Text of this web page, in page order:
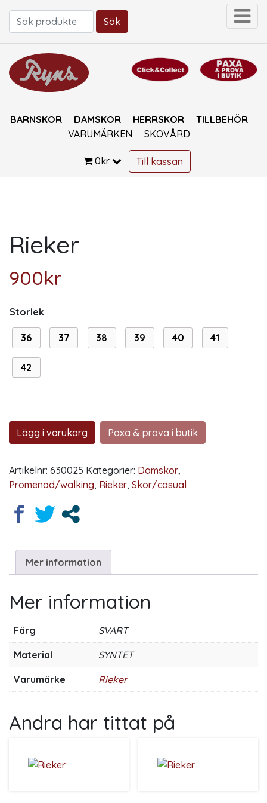
Sök efter:
Sök
BARNSKOR DAMSKOR HERRSKOR
TILLBEHÖR
VARUMÄRKEN
SKOVÅRD
0kr Till kassan
Rieker
900kr
Storlek
36 37 38 39 40 41
42
Lägg i varukorg Paxa & prova i butik
Artikelnr: 630025 Kategorier: Damskor,
Promenad/walking, Rieker, Skor/casual
Mer information
Mer information
Färg SVART
Material SYNTET
Varumärke Rieker
Andra har tittat på